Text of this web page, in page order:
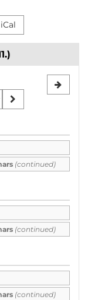
iCal
(continued)
(continued)
(continued)